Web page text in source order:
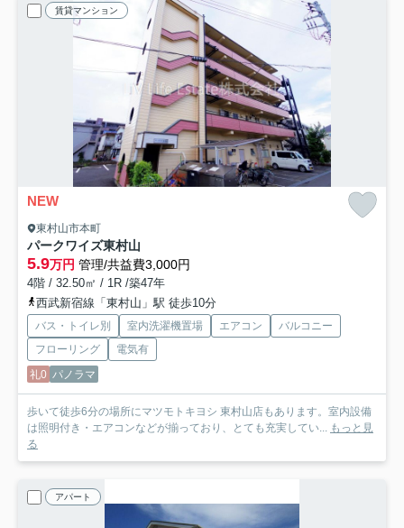
賃貸マンション
NEW
東村山市本町
パークワイズ東村山
5.9万円 管理/共益費3,000円
4階 / 32.50㎡ / 1R /築47年
西武新宿線「東村山」駅 徒歩10分
バス・トイレ別 室内洗濯機置場 エアコン
バルコニー
フローリング
電気有
礼0 パノラマ
歩いて徒歩6分の場所にマツモトキヨシ 東村山店もあります。室内設備
は照明付き・エアコンなどが揃っており、とても充実してい... もっと見
る
アパート